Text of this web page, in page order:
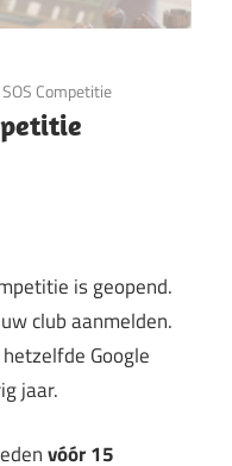
SOS Competitie
is geopend.
club aanmelden.
Google
jaar.
vóór 15